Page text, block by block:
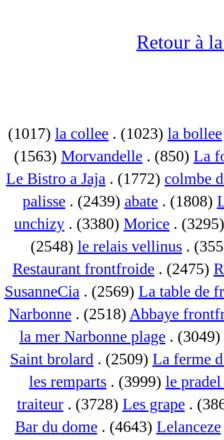
Retour à
(1017) la collee . (1023) la bollee
(1563) Morvandelle . (850) La
Le Bistro a Jaja . (1772) colmbe
palisse . (2439) abate . (1808)
unchizy . (3380) Morice .
(2548) le relais vellinus .
Restaurant frontfroide . (2475)
SusanneCia. (2569) La table de
Narbonne . (2518) Abbaye
la mer Narbonne plage . (3049)
Saint brolard . (2509) La ferme
les remparts . (3999) le
traiteur. (3728) Les grape .
Bar du dome . (4643) Lelanceze